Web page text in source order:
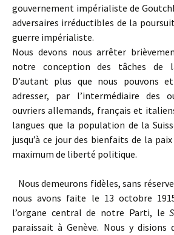
gouvernement impérialiste de
adversaires irréductibles de la
guerre impérialiste.
Nous devons nous arrêter
notre conception des tâches de
D’autant plus que nous pouvons
adresser, par l’intermédiaire des
ouvriers allemands, français et
langues que la population de la
jusqu’à ce jour des bienfaits de la
maximum de liberté politique.
Nous demeurons fidèles, sans
nous avons faite le 13 octobre
l’organe central de notre Parti, le
paraissait à Genève. Nous y